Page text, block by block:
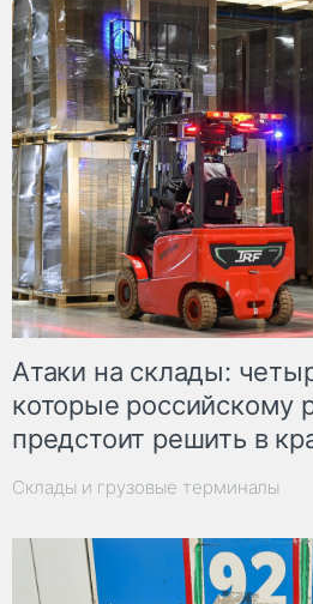
Атаки на склады:
которые российскому
предстоит решить в
Склады и грузовые терминалы